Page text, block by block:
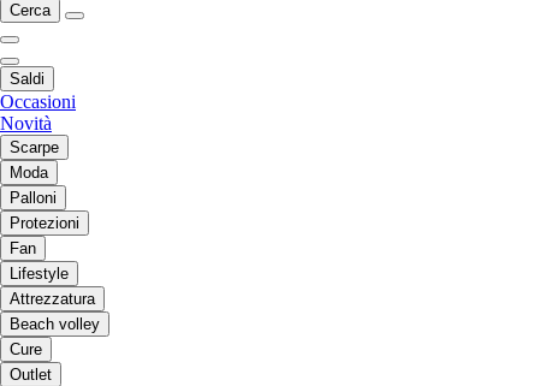
Cerca
Saldi
Occasioni
Novità
Scarpe
Moda
Palloni
Protezioni
Fan
Lifestyle
Attrezzatura
Beach volley
Cure
Outlet